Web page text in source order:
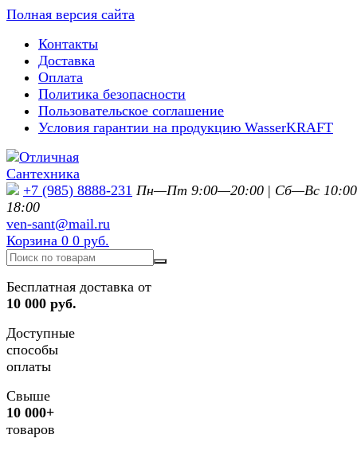
Полная версия сайта
Контакты
Доставка
Оплата
Политика безопасности
Пользовательское соглашение
Условия гарантии на продукцию WasserKRAFT
+7 (985) 8888-231 Пн—Пт 9:00—20:00 | Сб—Вс
18:00
ven-sant@mail.ru
Корзина 0 0 руб.
Бесплатная доставка от
10 000 руб.
Доступные
способы
оплаты
Свыше
10 000+
товаров